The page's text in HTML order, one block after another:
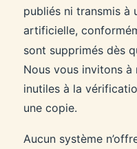
publiés ni transmis à
artificielle,
sont supprimés dès
Nous vous invitons
inutiles à la
une copie.
Aucun système